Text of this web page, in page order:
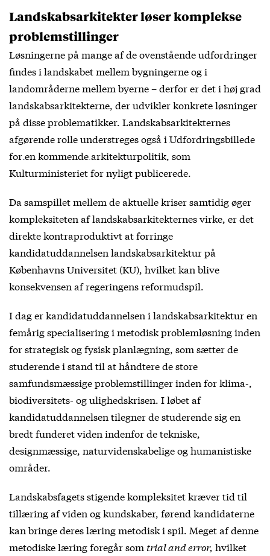
Landskabsarkitekter løser komplekse
problemstillinger
Løsningerne på mange af de ovenstående udfordringer
findes i landskabet mellem bygningerne og i
landområderne mellem byerne – derfor er det i høj grad
landskabsarkitekterne, der udvikler konkrete løsninger
på disse problematikker. Landskabsarkitekternes
afgørende rolle understreges også i Udfordringsbillede
for en kommende arkitekturpolitik, som
Kulturministeriet for nyligt publicerede.
Da samspillet mellem de aktuelle kriser samtidig øger
kompleksiteten af landskabsarkitekternes virke, er det
direkte kontraproduktivt at forringe
kandidatuddannelsen landskabsarkitektur på
Københavns Universitet (KU), hvilket kan blive
konsekvensen af regeringens reformudspil.
I dag er kandidatuddannelsen i landskabsarkitektur en
femårig specialisering i metodisk problemløsning inden
for strategisk og fysisk planlægning, som sætter de
studerende i stand til at håndtere de store
samfundsmæssige problemstillinger inden for klima-,
biodiversitets- og ulighedskrisen. I løbet af
kandidatuddannelsen tilegner de studerende sig en
bredt funderet viden indenfor de tekniske,
designmæssige, naturvidenskabelige og humanistiske
områder.
Landskabsfagets stigende kompleksitet kræver tid til
tillæring af viden og kundskaber, førend kandidaterne
kan bringe deres læring metodisk i spil. Meget af denne
metodiske læring foregår som trial and error, hvilket